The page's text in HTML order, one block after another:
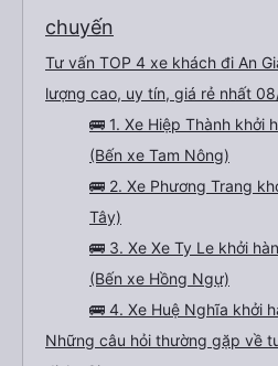
chuyến
Tư vấn TOP 4 xe khách đi An
lượng cao, uy tín, giá rẻ nhất
🚌 1. Xe Hiệp Thành khởi
(Bến xe Tam Nông)
🚌 2. Xe Phương Trang
Tây)
🚌 3. Xe Xe Ty Le khởi
(Bến xe Hồng Ngự)
🚌 4. Xe Huệ Nghĩa khởi
Những câu hỏi thường gặp về